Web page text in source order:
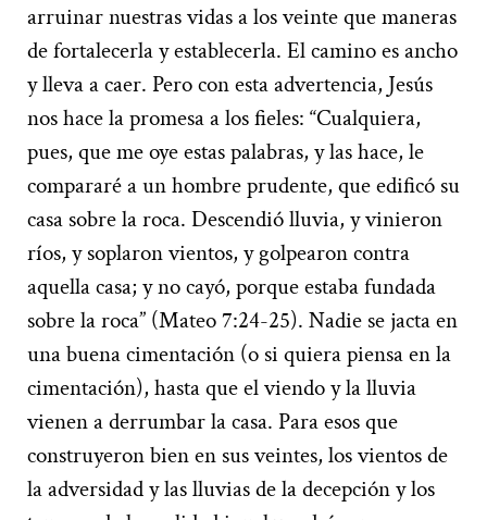
arruinar nuestras vidas a los veinte que maneras
de fortalecerla y establecerla. El camino es ancho
y lleva a caer. Pero con esta advertencia, Jesús
nos hace la promesa a los fieles: “Cualquiera,
pues, que me oye estas palabras, y las hace, le
compararé a un hombre prudente, que edificó su
casa sobre la roca. Descendió lluvia, y vinieron
ríos, y soplaron vientos, y golpearon contra
aquella casa; y no cayó, porque estaba fundada
sobre la roca” (Mateo 7:24-25). Nadie se jacta en
una buena cimentación (o si quiera piensa en la
cimentación), hasta que el viendo y la lluvia
vienen a derrumbar la casa. Para esos que
construyeron bien en sus veintes, los vientos de
la adversidad y las lluvias de la decepción y los